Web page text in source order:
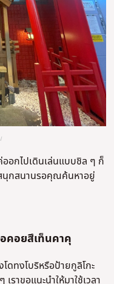
ออกไปเดินเล่นแบบชิล ๆ ก็
นุกสนานรอคุณค้นหาอยู่
คอยสึเท็นคาคุ
ทงโบริหรือป้ายกูลิโกะ
าขอแนะนำให้มาใช้เวลา